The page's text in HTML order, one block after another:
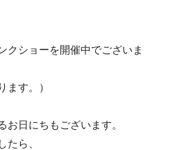
クショーを開催中でございま
ます。）
お日にちもございます。
たら、